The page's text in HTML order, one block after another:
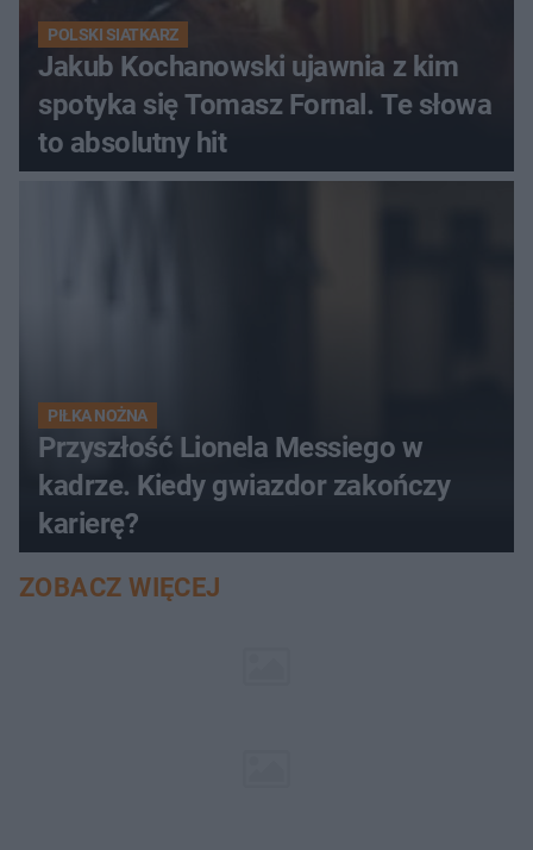
POLSKI SIATKARZ
Jakub Kochanowski ujawnia z kim
spotyka się Tomasz Fornal. Te słowa
to absolutny hit
PIŁKA NOŻNA
Przyszłość Lionela Messiego w
kadrze. Kiedy gwiazdor zakończy
karierę?
ZOBACZ WIĘCEJ